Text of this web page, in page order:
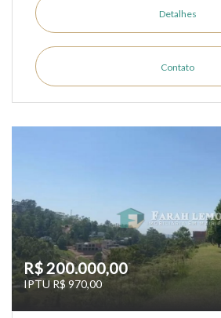
Detalhes
Contato
R$ 200.000,00
IPTU R$ 970,00